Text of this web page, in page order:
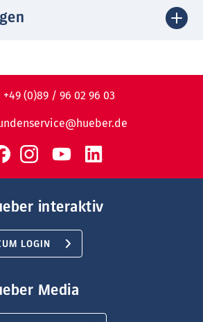
+49 (0)89 / 96 02 96 03
interaktiv
LOGIN
Media